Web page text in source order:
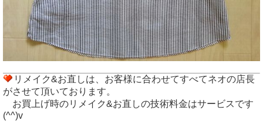
リメイク&お直しは、お客様に合わせてすべてネオの店長
がさせて頂いております。
お買上げ時のリメイク&お直しの技術料金はサービスです
(^^)v